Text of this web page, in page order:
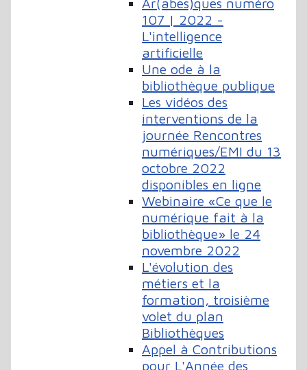
107 | 2022 -
L'intelligence
artificielle
Une ode à la
bibliothèque publique
Les vidéos des
interventions de la
journée Rencontres
numériques/EMI du 13
octobre 2022
disponibles en ligne
Webinaire «Ce que le
numérique fait à la
bibliothèque» le 24
novembre 2022
L'évolution des
métiers et la
formation, troisième
volet du plan
Bibliothèques
Appel à Contributions
pour L'Année des